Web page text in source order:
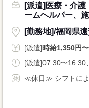
[派遣]医療・介
ームヘルパー、
[勤務地]/福岡県
[派遣]時給1,350円
[派遣]07:30〜16:30